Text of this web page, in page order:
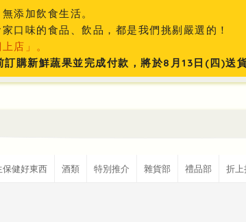
添加飲食生活。
口味的食品、飲品，都是我們挑剔嚴選的！
店」。
購新鮮蔬果並完成付款，將於8月13日(四)送
保健好東西 酒類 特別推介 雜貨部 禮品部 折上